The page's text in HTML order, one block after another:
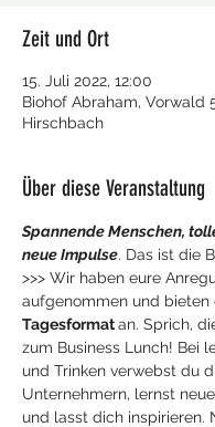
Zeit und Ort
15. Juli 2022, 12:00
Biohof Abraham, Vorwald
Hirschbach
Über diese Veranstaltung
Spannende Menschen,
neue Impulse. Das ist die
>>> Wir haben eure
aufgenommen und bieten
Tagesformat an. Sprich,
zum Business Lunch! Bei
und Trinken verwebst du
Unternehmern, lernst
und lasst dich inspirieren.